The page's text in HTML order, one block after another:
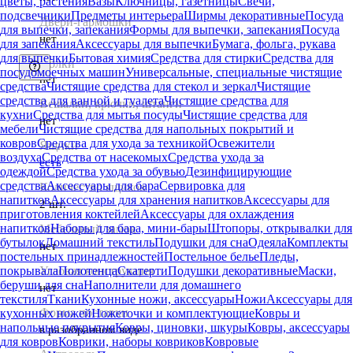
подсвечникиПредметы интерьераШирмы декоративныеПосуда
для выпечки, запеканияФормы для выпечки, запеканияПосуда
для запеканияАксессуары для выпечкиБумага, фольга, рукава
для выпечкиБытовая химияСредства для стиркиСредства для
посудомоечных машинУниверсальные, специальные чистящие
средстваЧистящие средства для стекол и зеркалЧистящие
средства для ванной и туалетаЧистящие средства для
кухниСредства для мытья посудыЧистящие средства для
мебелиЧистящие средства для напольных покрытий и
ковровСредства для ухода за техникойОсвежители
воздухаСредства от насекомыхСредства ухода за
одеждойСредства ухода за обувьюДезинфицирующие
средстваАксессуары для бараСервировка для
напитковАксессуары для хранения напитковАксессуары для
приготовления коктейлейАксессуары для охлаждения
напитковНаборы для бара, мини-барыШтопоры, открывалки для
бутылокДомашний текстильПодушки для снаОдеялаКомплекты
постельных принадлежностейПостельное бельеПледы,
покрывалаПолотенцаСкатертиПодушки декоративныеМаски,
беруши для снаНаполнители для домашнего
текстиляТканиКухонные ножи, аксессуарыНожиАксессуары для
кухонных ножейНожеточки и комплектующиеКовры и
напольные покрытияКовры, циновки, шкурыКовры, аксессуары
для ковровКоврики, наборы ковриковКовровые
Двери-гармошки
нет
Полки
нет
Вешалки, крючки, штанги
нет
Ящики
есть
Количество ящиков
2 шт.
Мебельный замок
нет
Угловая конструкция
нет
Форма поставки
в разобранном виде